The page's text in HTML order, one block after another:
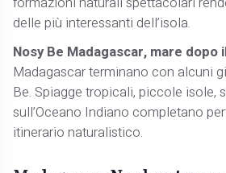
delle più interessanti dell’isola.
Nosy Be Madagascar, mare dopo
Madagascar terminano con alcuni
Be. Spiagge tropicali, piccole isole,
sull’Oceano Indiano completano
itinerario naturalistico.